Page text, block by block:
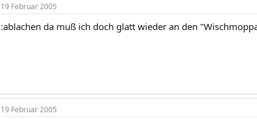
19 Februar 2005
:ablachen da muß ich doch glatt wieder an den
19 Februar 2005